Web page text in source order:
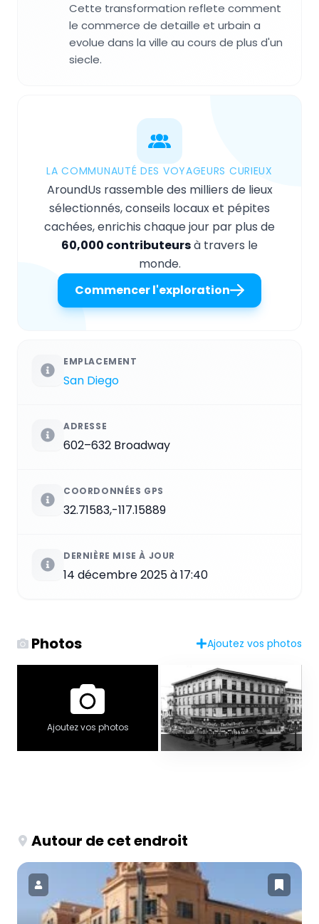
Cette transformation reflete comment
le commerce de detaille et urbain a
evolue dans la ville au cours de plus d'un
siecle.
LA COMMUNAUTÉ DES VOYAGEURS CURIEUX
AroundUs rassemble des milliers de lieux
sélectionnés, conseils locaux et pépites
cachées, enrichis chaque jour par plus de
60,000 contributeursà travers le
monde.
Commencer l'exploration
EMPLACEMENT
San Diego
ADRESSE
602–632 Broadway
COORDONNÉES GPS
32.71583,-117.15889
DERNIÈRE MISE À JOUR
14 décembre 2025 à 17:40
Photos Ajoutez vos photos
Ajoutez vos photos
Autour de cet endroit